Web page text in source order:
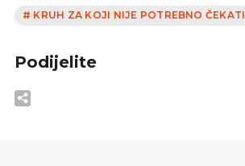
# KRUH ZA KOJI NIJE POTREBNO ČEKATI
Podijelite